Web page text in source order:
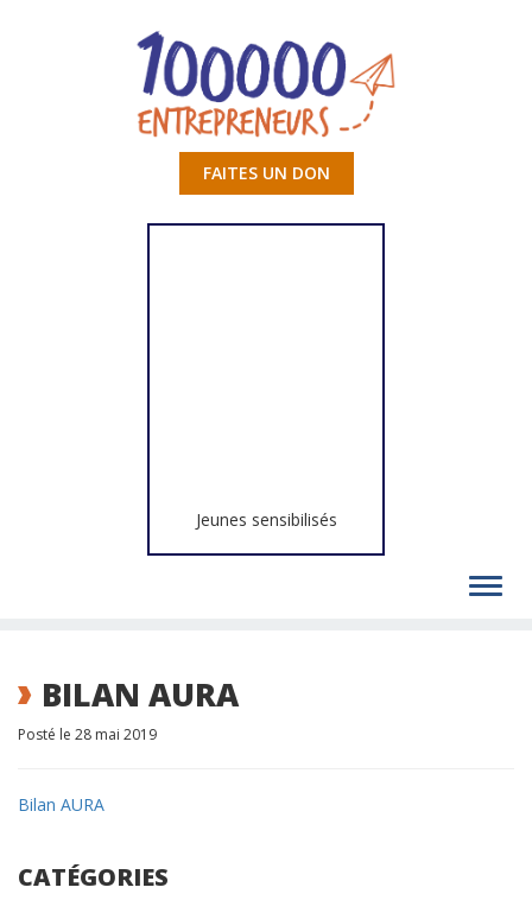
FAITES UN DON
Jeunes sensibilisés
BILAN AURA
Posté le 28 mai 2019
Bilan AURA
CATÉGORIES